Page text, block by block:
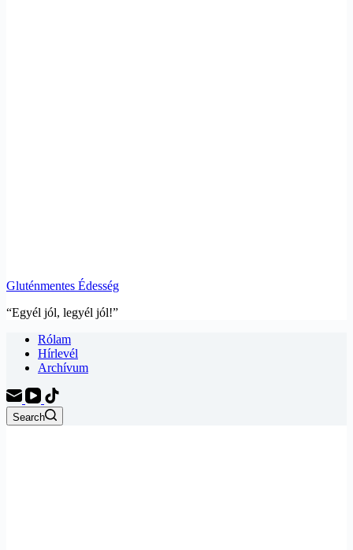
Gluténmentes Édesség
“Egyél jól, legyél jól!”
Rólam
Hírlevél
Archívum
Search